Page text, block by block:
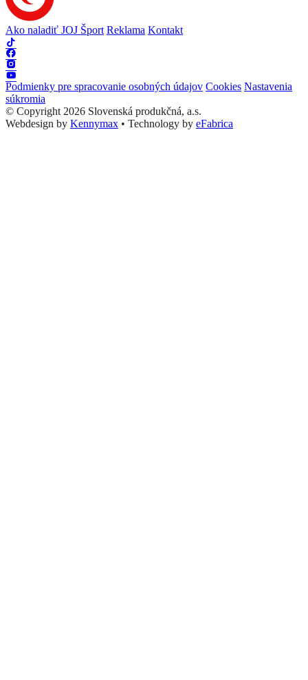
Ako naladiť JOJ Šport Reklama Kontakt
Podmienky pre spracovanie osobných údajov Cookies Nastavenia
súkromia
© Copyright 2026 Slovenská produkčná, a.s.
Webdesign by Kennymax • Technology by eFabrica